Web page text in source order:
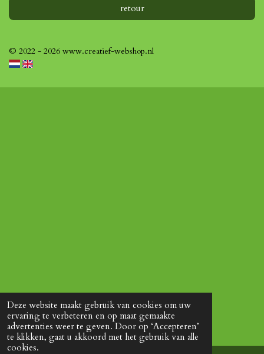
Deze website maakt gebruik van cookies om uw
ervaring te verbeteren en op maat gemaakte
advertenties weer te geven. Door op ‘Accepteren’
te klikken, gaat u akkoord met het gebruik van alle
cookies.
retour
© 2022 - 2026 www.creatief-webshop.nl